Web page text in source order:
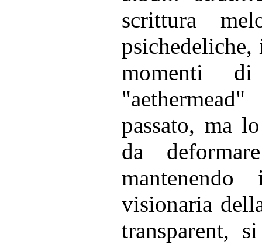
scrittura
momenti di
passato, ma
da
visionaria
transparent,